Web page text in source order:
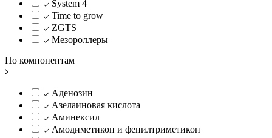
System 4
Time to grow
ZGTS
Мезороллеры
По компонентам
Аденозин
Азелаиновая кислота
Аминексил
Амодиметикон и фенилтриметикон